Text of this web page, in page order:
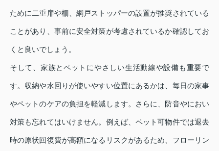
ために二重扉や柵、網戸ストッパーの設置が推奨されている
ことがあり、事前に安全対策が考慮されているか確認してお
くと良いでしょう。
そして、家族とペットにやさしい生活動線や設備も重要で
す。収納や水回りが使いやすい位置にあるかは、毎日の家事
やペットのケアの負担を軽減します。さらに、防音やにおい
対策も忘れてはいけません。例えば、ペット可物件では退去
時の原状回復費が高額になるリスクがあるため、フローリン